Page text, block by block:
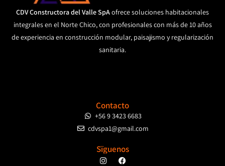
CDV Constructora del Valle SpAofrece soluciones habitacionales
integrales en el Norte Chico, con profesionales con más de 10 años
de experiencia en construcción modular, paisajismo y regularización
sanitaria.
Contacto
+56 9 3423 6683
cdvspa1@gmail.com
Sïguenos